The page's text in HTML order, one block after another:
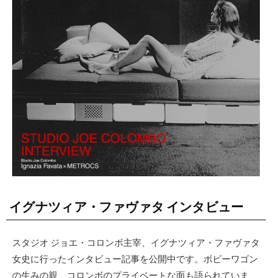
イグナツィア・ファヴァタ インタビュー
スタジオ ジョエ・コロンボ主宰、イグナツィア・ファヴァタ
女史に行ったインタビュー記事を公開中です。ボビーワゴン
の生みの親、コロンボのプライベートな面も語られていま